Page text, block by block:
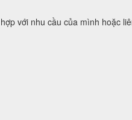
với nhu cầu của mình hoặc